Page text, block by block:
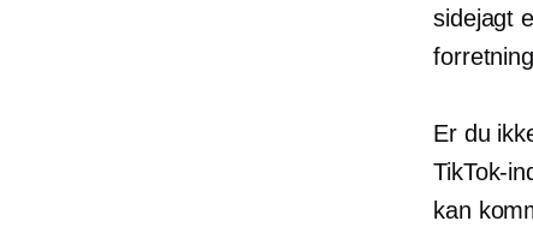
sidejagt
Er du
TikTok-
kan